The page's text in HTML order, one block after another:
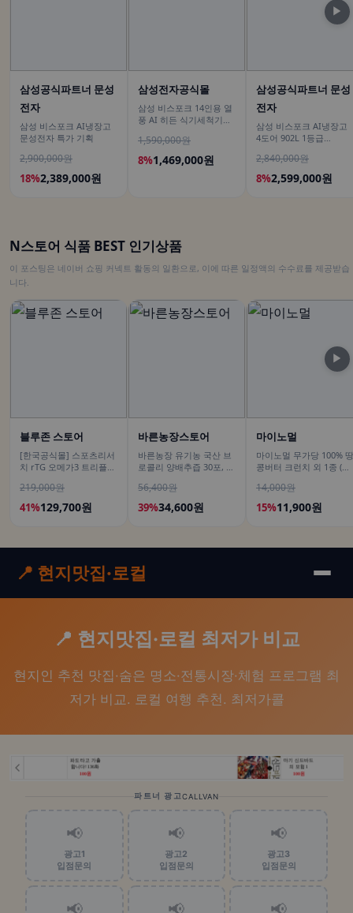
삼성공식파트너 문성
전자
삼성 비스포크 AI냉장고
문성전자 특가 기획
2,900,000원
18%2,389,000원
삼성전자공식몰
삼성 비스포크 14인용 열
풍 AI 히든 식기세척기
1,590,000원
8%1,469,000원
삼성공식파트너 문성
전자
삼성 비스포크 AI냉장고
4도어 902L 1등급
다크 메탈 푸드쇼케이스
2,840,000원
8%2,599,000원
▶
N스토어 식품 BEST 인기상품
이 포스팅은 네이버 쇼핑 커넥트 활동의 일환으로, 이에 따른 일정액의 수수료를 제공받습
니다.
블루존 스토어
[한국공식몰] 스포츠리서
치 rTG 오메가3 트리플
태 180정, 2개
219,000원
41%129,700원
바른농장스토어
바른농장 유기농 국산 브
로콜리 양배추즙 30포, 1
56,400원
39%34,600원
마이노멀
마이노멀 무가당 100% 땅
콩버터 크런치 외 1종 (땅
14,000원
15%11,900원
▶
📍 현지맛집·로컬
📍 현지맛집·로컬 최저가 비교
현지인 추천 맛집·숨은 명소·전통시장·체험 프로그램 최
저가 비교. 로컬 여행 추천. 최저가콜
파트너 광고CALLVAN
📢
광고1
입점문의
📢
광고2
입점문의
📢
광고3
입점문의